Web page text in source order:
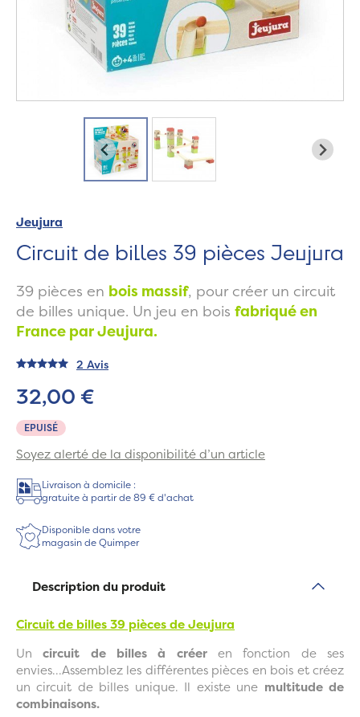
Jeujura
Circuit de billes 39 pièces Jeujura
39 pièces en bois massif, pour créer un circuit
de billes unique. Un jeu en bois fabriqué en
France par Jeujura.
2 Avis
EPUISÉ
32,00 €
Soyez alerté de la disponibilité d’un article
Livraison à domicile :
gratuite à partir de 89 € d'achat
Disponible dans votre
magasin de Quimper
Description du produit
Circuit de billes 39 pièces de Jeujura
Uncircuit de billes à créeren fonction de ses
envies...Assemblez les différentes pièces en bois et créez
un circuit de billes unique. Il existe une multitude de
combinaisons.